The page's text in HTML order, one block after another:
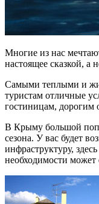
Многие из нас
настоящее сказкой, а
Самыми теплыми и
туристам отличные
гостиницам, дорогим
В Крыму большой
сезона. У вас будет
инфраструктуру,
необходимости может